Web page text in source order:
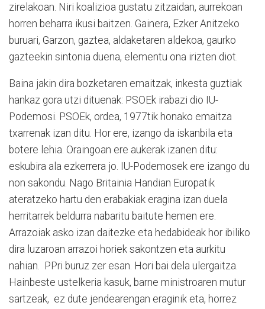
zirelakoan. Niri koalizioa gustatu zitzaidan, aurrekoan
horren beharra ikusi baitzen. Gainera, Ezker Anitzeko
buruari, Garzon, gaztea, aldaketaren aldekoa, gaurko
gazteekin sintonia duena, elementu ona irizten diot.
Baina jakin dira bozketaren emaitzak, inkesta guztiak
hankaz gora utzi dituenak: PSOEk irabazi dio IU-
Podemosi. PSOEk, ordea, 1977tik honako emaitza
txarrenak izan ditu. Hor ere, izango da iskanbila eta
botere lehia. Oraingoan ere aukerak izanen ditu:
eskubira ala ezkerrera jo. IU-Podemosek ere izango du
non sakondu. Nago Britainia Handian Europatik
ateratzeko hartu den erabakiak eragina izan duela
herritarrek beldurra nabaritu baitute hemen ere.
Arrazoiak asko izan daitezke eta hedabideak hor ibiliko
dira luzaroan arrazoi horiek sakontzen eta aurkitu
nahian. PPri buruz zer esan. Hori bai dela ulergaitza.
Hainbeste ustelkeria kasuk, barne ministroaren mutur
sartzeak, ez dute jendearengan eraginik eta, horrez